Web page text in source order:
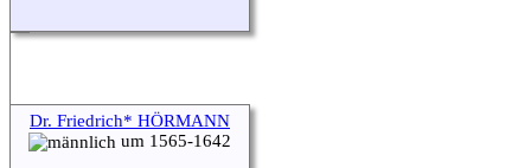
Dr. Friedrich* HÖRMANN
um 1565-1642